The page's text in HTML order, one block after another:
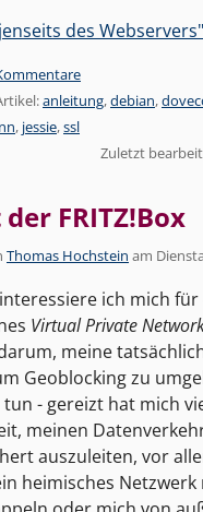
des
anleitung,debian,
, jessie,ssl
Zuletzt
FRITZ!Box
Thomas Hochstein am
ich mich
Virtual Private
meine
Geoblocking zu
- gereizt hat mich
meinen
auszuleiten, vor
heimisches